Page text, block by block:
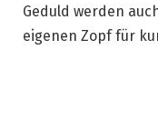
Geduld werden
eigenen Zopf für